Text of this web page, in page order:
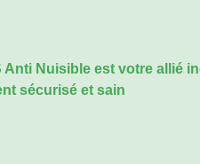
Anti Nuisible est votre allié
sécurisé et sain